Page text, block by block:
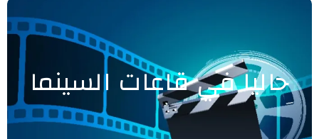
حاليا في قاعات السينما